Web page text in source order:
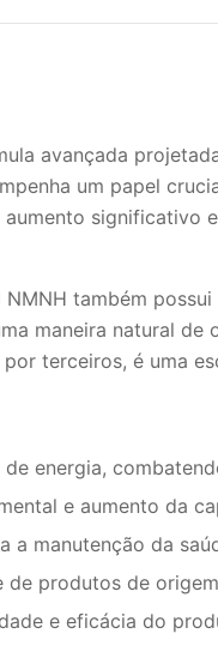
avançada
um papel
significativo
também
maneira natural
terceiros, é uma
energia,
e aumento da
a manutenção da
de produtos de
e eficácia do